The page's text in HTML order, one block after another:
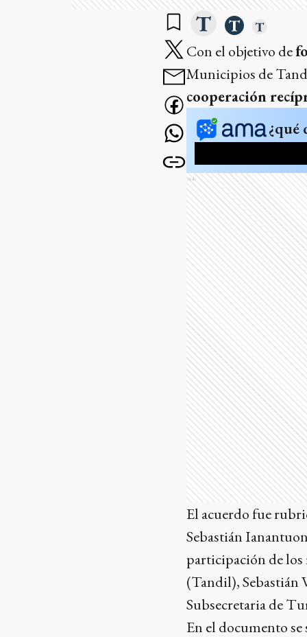
Con el objetivo de
Municipios de
cooperación
¿qué
Ads
El acuerdo fue
Sebastián
participación de los
(Tandil), Sebastián
Subsecretaria de
En el documento